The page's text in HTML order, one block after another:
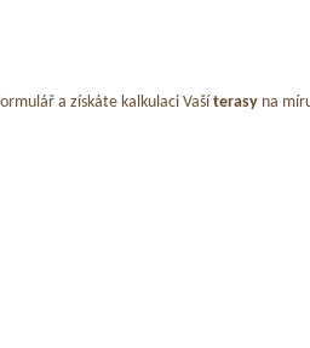
a získáte kalkulaci Vaší terasy na